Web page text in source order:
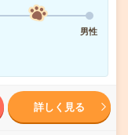
男性
詳しく見る